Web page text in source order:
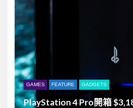
GAMES FEATURE GADGETS
PlayStation 4 Pro開箱